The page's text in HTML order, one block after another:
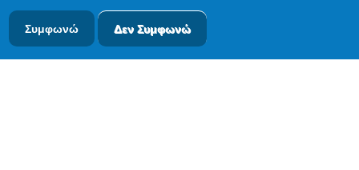
Συμφωνώ Δεν Συμφωνώ